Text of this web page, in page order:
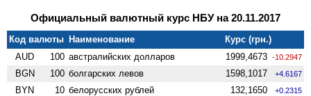
Официальный валютный курс НБУ на 20.11.2017
Код валюты Наименование
Курс (грн.)
AUD
100 австралийских долларов 1999,4673 -10.2947
BGN 100 болгарских левов 1598,1017 +4.6167
BYN 10 белорусских рублей 132,1650 +0.2315